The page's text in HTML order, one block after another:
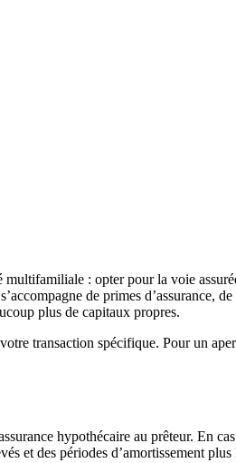
: opter pour la voie
de primes d’assurance,
plus de capitaux propres.
transaction spécifique. Pour un
hypothécaire au prêteur. En
et des périodes d’amortissement plus